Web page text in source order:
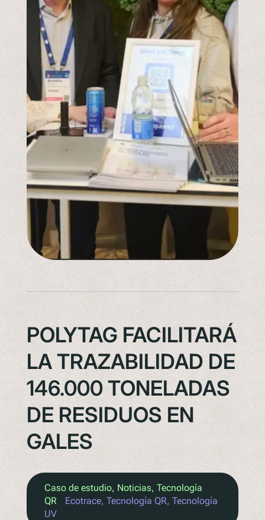
POLYTAG FACILITARÁ
LA TRAZABILIDAD DE
146.000 TONELADAS
DE RESIDUOS EN
GALES
Caso de estudio, Noticias, Tecnología
QR
Ecotrace, Tecnología QR, Tecnología
UV